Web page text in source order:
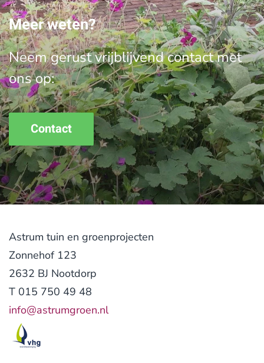
Meer weten?
Neem gerust vrijblijvend contact met
ons op:
Contact
Astrum tuin en groenprojecten
Zonnehof 123
2632 BJ Nootdorp
T 015 750 49 48
info@astrumgroen.nl